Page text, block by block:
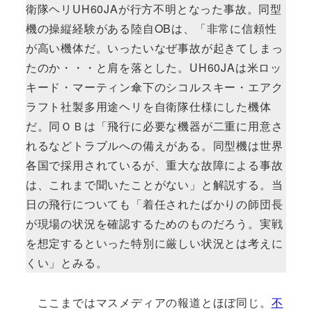
衛隊ヘリUH60JAが行方不明となった事故。同型
機の操縦経験がある陸自OBは、「非常に信頼性
が高い機体だ。いったいなぜ事故が起きてしまっ
たのか・・・と肩を落とした。UH60JAは米ロッ
キード・マーティン傘下のシコルスキー・エアク
ラフト社製多用途ヘリを自衛隊仕様にした機体
だ。同ＯＢは「飛行に必要な機器が二重に用意さ
れるなどトラブルへの備えがある。同型機は世界
各国で採用されているが、重大な故障による事故
は、これまで聞いたことがない」と解説する。当
日の飛行についても「着任されたばかりの師団長
が現場の状況を確認するためのものだろう。実戦
を想定するといった特別に厳しい状況とは考えに
くい」とみる。
ここまではマスメディアの報道とほぼ同じ。 不